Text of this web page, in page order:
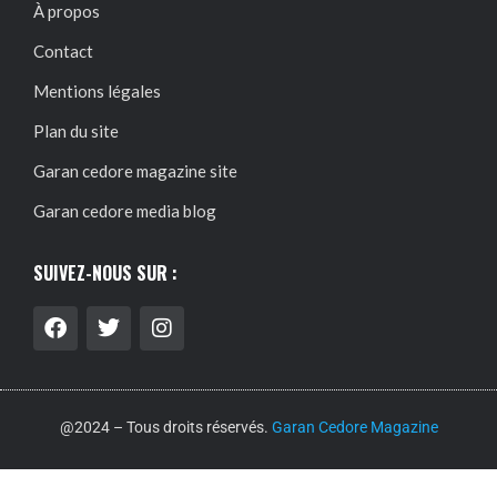
À propos
Contact
Mentions légales
Plan du site
Garan cedore magazine site
Garan cedore media blog
SUIVEZ-NOUS SUR :
@2024 – Tous droits réservés. Garan Cedore Magazine